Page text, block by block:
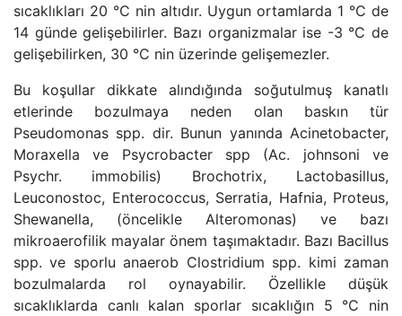
sıcaklıkları 20 °C nin altıdır. Uygun ortamlarda 1 °C de
14 günde gelişebilirler. Bazı organizmalar ise -3 °C de
gelişebilirken, 30 °C nin üzerinde gelişemezler.
Bu koşullar dikkate alındığında soğutulmuş kanatlı
etlerinde bozulmaya neden olan baskın tür
Pseudomonas spp. dir. Bunun yanında Acinetobacter,
Moraxella ve Psycrobacter spp (Ac. johnsoni ve
Psychr. immobilis) Brochotrix, Lactobasillus,
Leuconostoc, Enterococcus, Serratia, Hafnia, Proteus,
Shewanella, (öncelikle Alteromonas) ve bazı
mikroaerofilik mayalar önem taşımaktadır. Bazı Bacillus
spp. ve sporlu anaerob Clostridium spp. kimi zaman
bozulmalarda rol oynayabilir. Özellikle düşük
sıcaklıklarda canlı kalan sporlar sıcaklığın 5 °C nin